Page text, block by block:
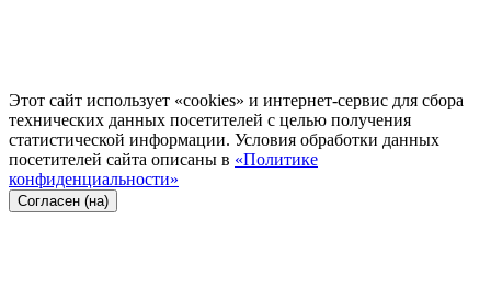
Этот сайт использует «cookies» и интернет-сервис для сбора
технических данных посетителей с целью получения
статистической информации. Условия обработки данных
посетителей сайта описаны в «Политике
конфиденциальности»
Согласен (на)